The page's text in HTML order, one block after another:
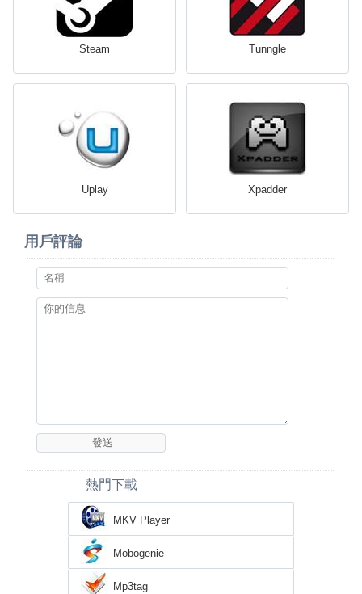
Steam Tunngle
Uplay Xpadder
用戶評論
熱門下載
MKV Player
Mobogenie
Mp3tag